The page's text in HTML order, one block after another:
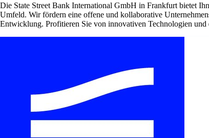
Die State Street Bank International GmbH in Frankfurt bietet
Umfeld. Wir fördern eine offene und kollaborative
Entwicklung. Profitieren Sie von innovativen Technologien